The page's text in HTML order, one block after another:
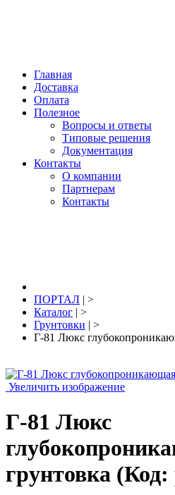
Главная
Доставка
Оплата
Полезное
Вопросы и ответы
Типовые решения
Документация
Контакты
О компании
Партнерам
Контакты
ПОРТАЛ | >
Каталог | >
Грунтовки | >
Г-81 Люкс
Увеличить изображение
Г-81 Люкс
грунтовка (Код: